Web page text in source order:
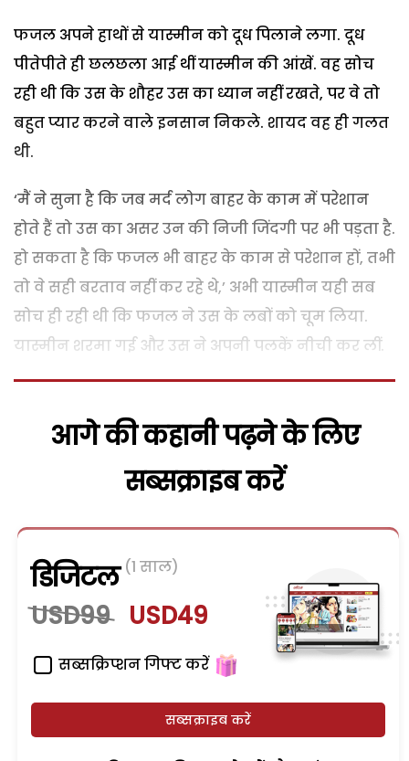
फजल अपने हाथों से यास्मीन को दूध पिलाने लगा. दूध
पीतेपीते ही छलछला आई थीं यास्मीन की आंखें. वह सोच
रही थी कि उस के शौहर उस का ध्यान नहीं रखते, पर वे तो
बहुत प्यार करने वाले इनसान निकले. शायद वह ही गलत
थी.
‘मैं ने सुना है कि जब मर्द लोग बाहर के काम में परेशान
होते हैं तो उस का असर उन की निजी जिंदगी पर भी पड़ता है.
हो सकता है कि फजल भी बाहर के काम से परेशान हों, तभी
तो वे सही बरताव नहीं कर रहे थे,’ अभी यास्मीन यही सब
सोच ही रही थी कि फजल ने उस के लबों को चूम लिया.
यास्मीन शरमा गई और उस ने अपनी पलकें नीची कर लीं.
आगे की कहानी पढ़ने के लिए
सब्सक्राइब करें
डिजिटल (1 साल)
USD99 USD49
सब्सक्रिप्शन गिफ्ट करें
सब्सक्राइब करें